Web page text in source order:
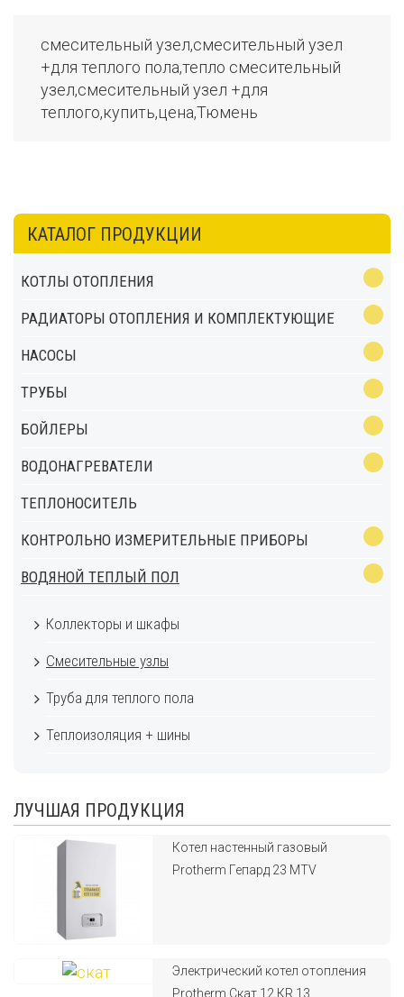
смесительный узел,смесительный узел
+для теплого пола,тепло смесительный
узел,смесительный узел +для
теплого,купить,цена,Тюмень
КАТАЛОГ ПРОДУКЦИИ
КОТЛЫ ОТОПЛЕНИЯ
РАДИАТОРЫ ОТОПЛЕНИЯ И КОМПЛЕКТУЮЩИЕ
НАСОСЫ
ТРУБЫ
БОЙЛЕРЫ
ВОДОНАГРЕВАТЕЛИ
ТЕПЛОНОСИТЕЛЬ
КОНТРОЛЬНО ИЗМЕРИТЕЛЬНЫЕ ПРИБОРЫ
ВОДЯНОЙ ТЕПЛЫЙ ПОЛ
Коллекторы и шкафы
Смесительные узлы
Труба для теплого пола
Теплоизоляция + шины
ЛУЧШАЯ ПРОДУКЦИЯ
Котел настенный газовый
Protherm Гепард 23 MTV
Электрический котел отопления
Protherm Скат 12 КR 13